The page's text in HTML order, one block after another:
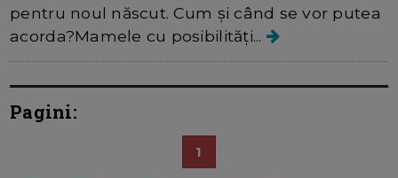
pentru noul născut. Cum şi când se vor putea
acorda?Mamele cu posibilităţi...
Pagini:
1